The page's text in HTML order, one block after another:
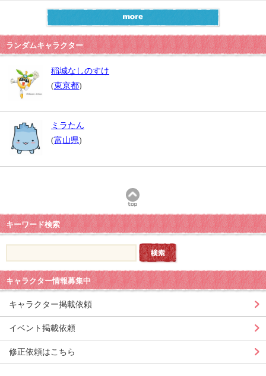
ランダムキャラクター
稲城なしのすけ
(東京都)
ミラたん
(富山県)
キーワード検索
キャラクター情報募集中
キャラクター掲載依頼
イベント掲載依頼
修正依頼はこちら